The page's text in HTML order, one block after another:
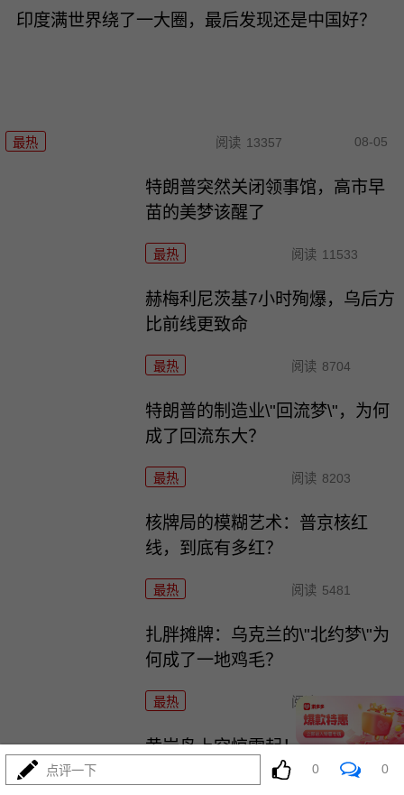
印度满世界绕了一大圈，最后发现还是中国好？
最热 阅读 13357 08-05
特朗普突然关闭领事馆，高市早
苗的美梦该醒了
最热 阅读 11533
赫梅利尼茨基7小时殉爆，乌后方
比前线更致命
最热 阅读 8704
特朗普的制造业\"回流梦\"，为何
成了回流东大？
最热 阅读 8203
核牌局的模糊艺术：普京核红
线，到底有多红？
最热 阅读 5481
扎胖摊牌：乌克兰的\"北约梦\"为
何成了一地鸡毛？
最热 阅读 5244
黄岩岛上空惊雷起！东大\"八一
\"警巡完全不一样
点评一下 0 0